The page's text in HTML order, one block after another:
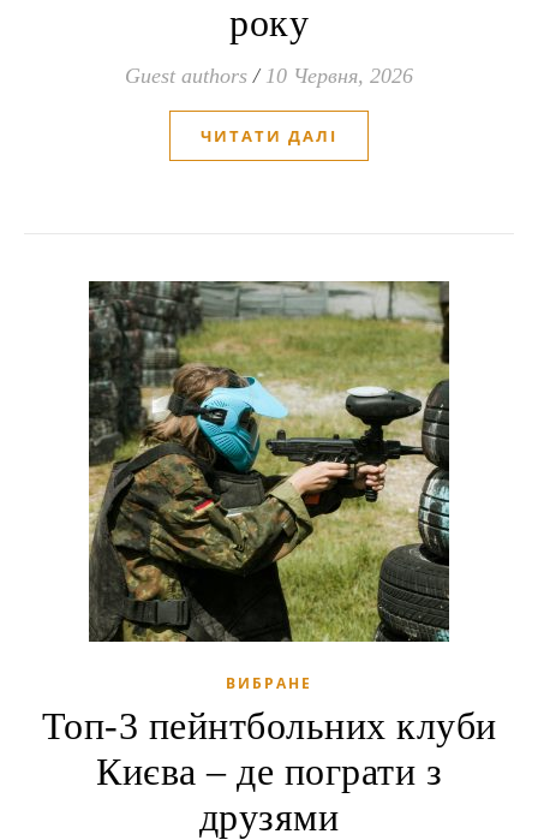
року
Guest authors / 10 Червня, 2026
ЧИТАТИ ДАЛІ
ВИБРАНЕ
Топ-3 пейнтбольних клуби
Києва – де пограти з
друзями